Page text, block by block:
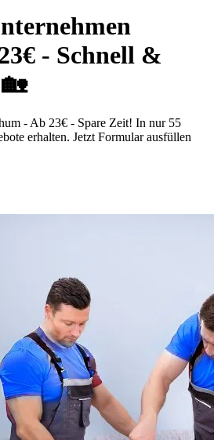
- Schnell &
- Ab 23€ - Spare Zeit! In nur 55
erhalten. Jetzt Formular ausfüllen